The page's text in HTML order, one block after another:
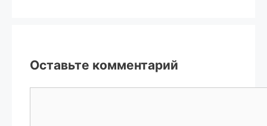
Оставьте комментарий